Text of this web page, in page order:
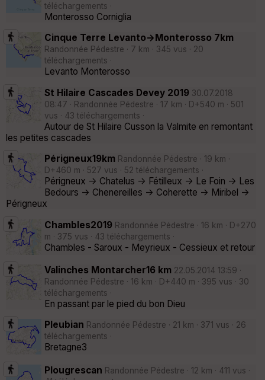
téléchargements ·
Monterosso Corniglia
Cinque Terre Levanto->Monterosso 7km
Randonnée Pédestre · 7 km · 345 vus · 20
téléchargements ·
Levanto Monterosso
St Hilaire Cascades Devey 2019 30.07.2018
08:47 · Randonnée Pédestre · 17 km · D+540 m · 501
vus · 43 téléchargements ·
Autour de St Hilaire Cusson la Valmite en remontant
les petites cascades
Périgneux19km Randonnée Pédestre · 19 km ·
D+460 m · 527 vus · 52 téléchargements ·
Périgneux -> Chatelus -> Fétilleux -> Le Foin -> Les
Bedours -> Chenereilles -> Coherette -> Miribel ->
Périgneux
Chambles2019 Randonnée Pédestre · 16 km · D+270
m · 375 vus · 43 téléchargements ·
Chambles - Saroux - Meyrieux - Cessieux et retour
Valinches Montarcher16 km 22.05.2014 13:59 ·
Randonnée Pédestre · 16 km · D+440 m · 395 vus · 30
téléchargements ·
En passant par le pied du bon Dieu
Pleubian Randonnée Pédestre · 21 km · 371 vus · 26
téléchargements ·
Bretagne3
Plougrescan Randonnée Pédestre · 12 km · 411 vus ·